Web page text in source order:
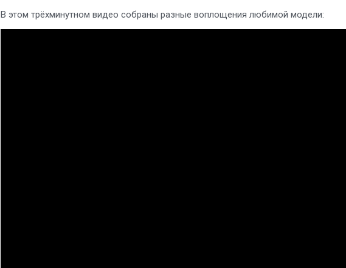
В этом трёхминутном видео собраны разные воплощения любимой модели: